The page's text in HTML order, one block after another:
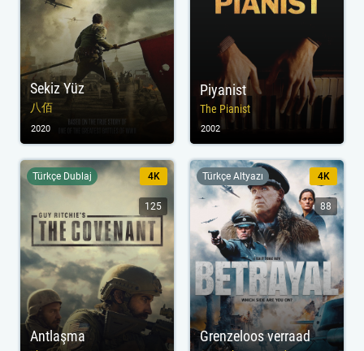
Sekiz Yüz
八佰
2020
Piyanist
The Pianist
2002
Antlaşma
Türkçe Dublaj 4K
125
Grenzeloos verraad
Türkçe Altyazı 4K
88